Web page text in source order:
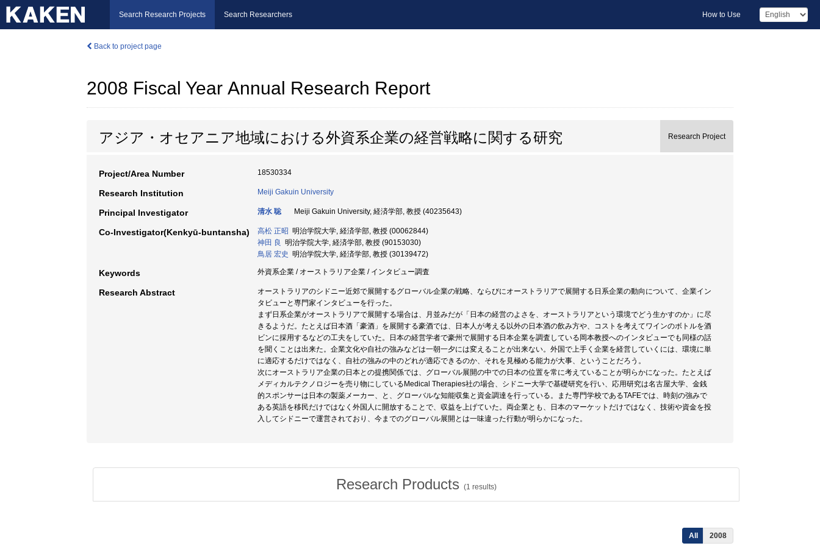
Search Research Projects Search Researchers How to Use
Back to project page
2008 Fiscal Year Annual Research Report
アジア・オセアニア地域における外資系企業の経営戦略に関する研究 Research Project
Project/Area Number 18530334
Research Institution Meiji Gakuin University
Principal Investigator 清水 聡 Meiji Gakuin University, 経済学部, 教授 (40235643)
Co-Investigator(Kenkyū-buntansha) 高松 正昭 明治学院大学, 経済学部, 教授 (00062844)
神田 良 明治学院大学, 経済学部, 教授 (90153030)
鳥居 宏史 明治学院大学, 経済学部, 教授 (30139472)
Keywords 外資系企業 / オーストラリア企業 / インタビュー調査
Research Abstract
オーストラリアのシドニー近郊で展開するグローバル企業の戦略、ならびにオーストラリアで展開する日系企業の動向について、企業イン
タビューと専門家インタビューを行った。
まず日系企業がオーストラリアで展開する場合は、月並みだが「日本の経営のよさを、オーストラリアという環境でどう生かすのか」に尽
きるようだ。たとえば日本酒「豪酒」を展開する豪酒では、日本人が考える以外の日本酒の飲み方や、コストを考えてワインのボトルを酒
ビンに採用するなどの工夫をしていた。日本の経営学者で豪州で展開する日本企業を調査している岡本教授へのインタビューでも同様の話
を聞くことは出来た。企業文化や自社の強みなどは一朝一夕には変えることが出来ない。外国で上手く企業を経営していくには、環境に単
に適応するだけではなく、自社の強みの中のどれが適応できるのか、それを見極める能力が大事、ということだろう。
次にオーストラリア企業の日本との提携関係では、グローバル展開の中での日本の位置を常に考えていることが明らかになった。たとえば
メディカルテクノロジーを売り物にしているMedical Therapies社の場合、シドニー大学で基礎研究を行い、応用研究は名古屋大学、金銭
的スポンサーは日本の製薬メーカー、と、グローバルな知能収集と資金調達を行っている。また専門学校であるTAFEでは、時刻の強みで
ある英語を移民だけではなく外国人に開放することで、収益を上げていた。両企業とも、日本のマーケットだけではなく、技術や資金を投
入してシドニーで運営されており、今までのグローバル展開とは一味違った行動が明らかになった。
Research Products (1 results)
All 2008